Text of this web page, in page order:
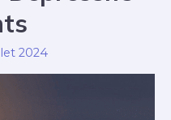
2024